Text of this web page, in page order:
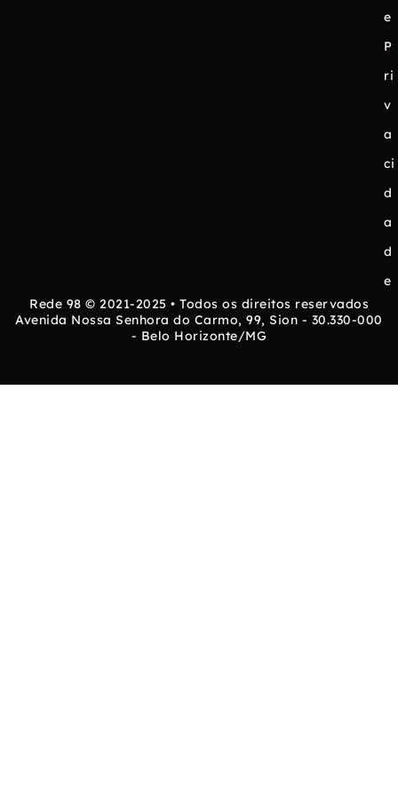
e
P
ri
v
a
ci
d
a
d
e
Rede 98 © 2021-2025 • Todos os direitos reservados
Avenida Nossa Senhora do Carmo, 99, Sion - 30.330-000
- Belo Horizonte/MG